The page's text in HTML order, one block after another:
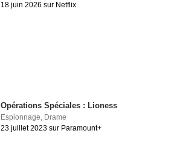
18 juin 2026 sur Netflix
Opérations Spéciales : Lioness
Espionnage Drame
23 juillet 2023 sur Paramount+